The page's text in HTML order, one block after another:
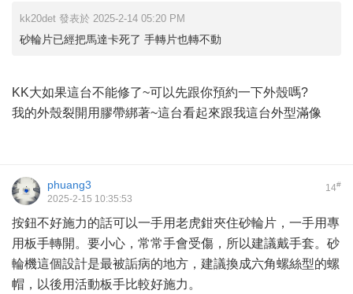
kk20det 發表於 2025-2-14 05:20 PM
砂輪片已經把馬達卡死了 手轉片也轉不動
KK大如果這台不能修了~可以先跟你預約一下外殼嗎?
我的外殼裂開用膠帶綁著~這台看起來跟我這台外型滿像
14#
phuang3
2025-2-15 10:35:53
按鈕不好施力的話可以一手用老虎鉗夾住砂輪片，一手用專
用板手轉開。要小心，常常手會受傷，所以建議戴手套。砂
輪機這個設計是最被詬病的地方，建議換成六角螺絲型的螺
帽，以後用活動板手比較好施力。